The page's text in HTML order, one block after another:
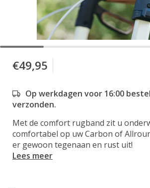
€49,95
Op werkdagen voor 16:00
verzonden.
Met de comfort rugband zit u
comfortabel op uw Carbon of
er gewoon tegenaan en rust uit!
Lees meer